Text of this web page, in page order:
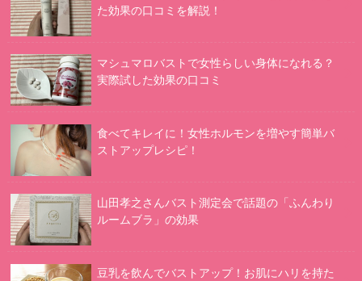
た効果の口コミを解説！
マシュマロバストで女性らしい身体になれる？
実際試した効果の口コミ
食べてキレイに！女性ホルモンを増やす簡単バ
ストアップレシピ！
山田孝之さんバスト測定会で話題の「ふんわり
ルームブラ」の効果
豆乳を飲んでバストアップ！お肌にハリを持た